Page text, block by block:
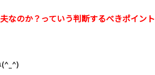
なのか？っていう判断するべきポイント